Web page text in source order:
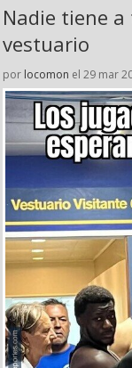
Nadie tiene
vestuario
por locomon el 29 mar